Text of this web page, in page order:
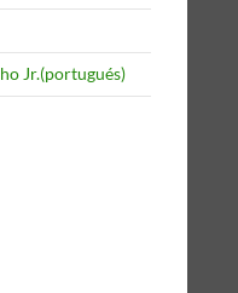
Jr.(portugués)